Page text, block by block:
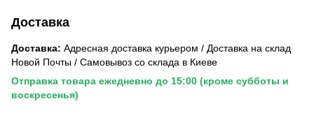
Доставка
Доставка: Адресная доставка курьером / Доставка на склад
Новой Почты / Самовывоз со склада в Киеве
Отправка товара ежедневно до 15:00 (кроме субботы и
воскресенья)